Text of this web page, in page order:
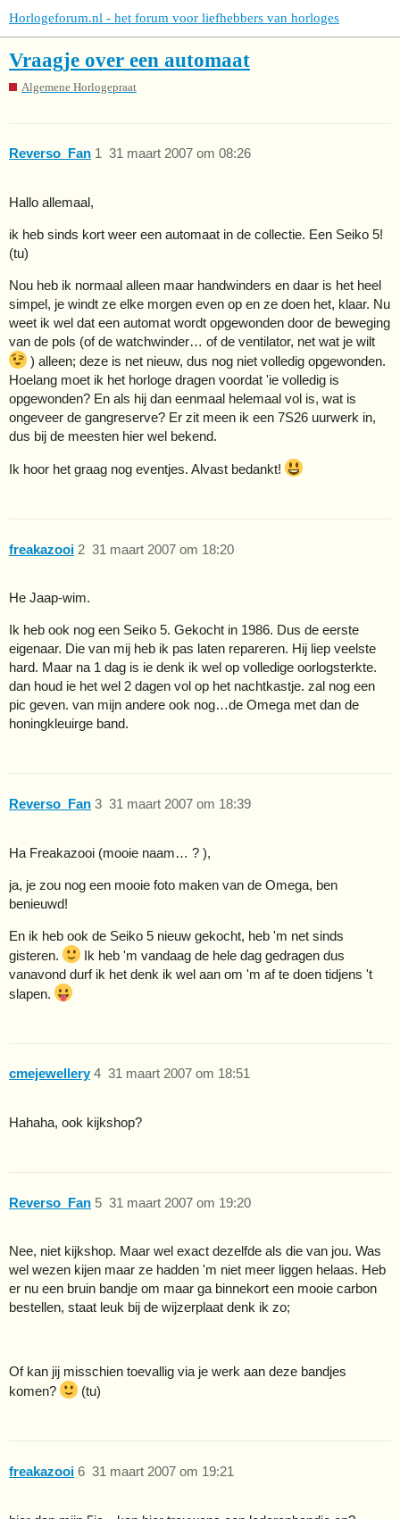
Horlogeforum.nl - het forum voor liefhebbers van horloges
Vraagje over een automaat
Algemene Horlogepraat
Reverso_Fan 31 maart 2007 om 08:26
1
Hallo allemaal,
ik heb sinds kort weer een automaat in de collectie. Een Seiko 5!
(tu)
Nou heb ik normaal alleen maar handwinders en daar is het heel
simpel, je windt ze elke morgen even op en ze doen het, klaar. Nu
weet ik wel dat een automat wordt opgewonden door de beweging
van de pols (of de watchwinder… of de ventilator, net wat je wilt
) alleen; deze is net nieuw, dus nog niet volledig opgewonden.
Hoelang moet ik het horloge dragen voordat 'ie volledig is
opgewonden? En als hij dan eenmaal helemaal vol is, wat is
ongeveer de gangreserve? Er zit meen ik een 7S26 uurwerk in,
dus bij de meesten hier wel bekend.
Ik hoor het graag nog eventjes. Alvast bedankt!
freakazooi 31 maart 2007 om 18:20
2
He Jaap-wim.
Ik heb ook nog een Seiko 5. Gekocht in 1986. Dus de eerste
eigenaar. Die van mij heb ik pas laten repareren. Hij liep veelste
hard. Maar na 1 dag is ie denk ik wel op volledige oorlogsterkte.
dan houd ie het wel 2 dagen vol op het nachtkastje. zal nog een
pic geven. van mijn andere ook nog…de Omega met dan de
honingkleuirge band.
Reverso_Fan 31 maart 2007 om 18:39
3
Ha Freakazooi (mooie naam… ? ),
ja, je zou nog een mooie foto maken van de Omega, ben
benieuwd!
En ik heb ook de Seiko 5 nieuw gekocht, heb 'm net sinds
gisteren.
Ik heb 'm vandaag de hele dag gedragen dus
vanavond durf ik het denk ik wel aan om 'm af te doen tidjens 't
slapen.
cmejewellery 31 maart 2007 om 18:51
4
Hahaha, ook kijkshop?
Reverso_Fan 31 maart 2007 om 19:20
5
Nee, niet kijkshop. Maar wel exact dezelfde als die van jou. Was
wel wezen kijen maar ze hadden 'm niet meer liggen helaas. Heb
er nu een bruin bandje om maar ga binnekort een mooie carbon
bestellen, staat leuk bij de wijzerplaat denk ik zo;
Of kan jij misschien toevallig via je werk aan deze bandjes
komen?
(tu)
freakazooi 31 maart 2007 om 19:21
6